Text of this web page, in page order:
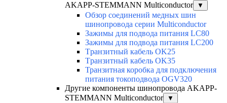
AKAPP-STEMMANN Multiconductor
▼
Обзор соединений медных шин
шинопровода серии Multiconductor
Зажимы для подвода питания LC80
Зажимы для подвода питания LC200
Tранзитный кабель OK25
Tранзитный кабель OK35
Транзитная коробка для подключения
питания токоподвода OGV320
Другие компоненты шинопровода AKAPP-
STEMMANN Multiconductor
▼